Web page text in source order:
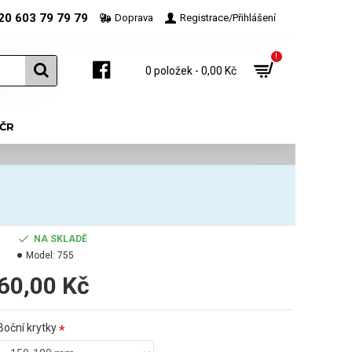
603 79 79 79 Doprava Registrace/Přihlášení
0 položek - 0,00 Kč
!
NA SKLADĚ
Model: 755
Kč
krytky